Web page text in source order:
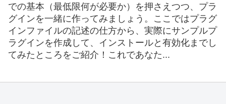
での基本（最低限何が必要か）を押さえつつ、プラ
グインを一緒に作ってみましょう。ここではプラグ
インファイルの記述の仕方から、実際にサンプルプ
ラグインを作成して、インストールと有効化までし
てみたところをご紹介！これであなた...